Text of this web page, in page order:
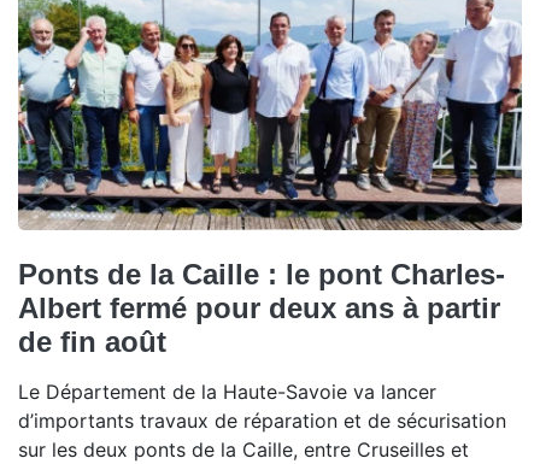
Ponts de la Caille : le pont Charles-
Albert fermé pour deux ans à partir
de fin août
Le Département de la Haute-Savoie va lancer
d’importants travaux de réparation et de sécurisation
sur les deux ponts de la Caille, entre Cruseilles et